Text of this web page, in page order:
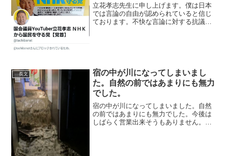
立花孝志先生に申し上げます。僕は日本
では言論の自由が認められていると信じ
ております。不快な言論に対する抗議も
長文
宿の中が川になってしまいまし
た。自然の前ではあまりにも無力
でした。
宿の中が川になってしまいました。自然
の前ではあまりにも無力でした。今後は
しばらく営業出来そうもありません。コ